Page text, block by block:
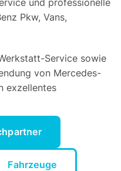
Pkw, Vans,
Service sowie
von Mercedes-
exzellentes
Fahrzeuge